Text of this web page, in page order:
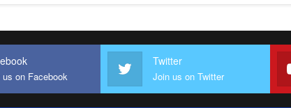
us on Facebook
Twitter
Join us on Twitter